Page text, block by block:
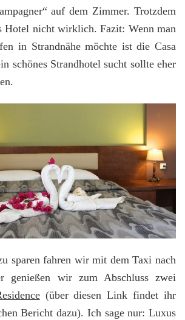
auf dem Zimmer. Trotzdem
Hotel nicht wirklich. Fazit: Wenn man
in Strandnähe möchte ist die Casa
schönes Strandhotel sucht sollte eher
sparen fahren wir mit dem Taxi nach
genießen wir zum Abschluss zwei
(über diesen Link findet ihr
Bericht dazu). Ich sage nur: Luxus